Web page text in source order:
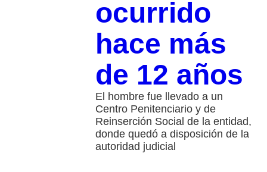
ocurrido
hace más
de 12 años
El hombre fue llevado a un
Centro Penitenciario y de
Reinserción Social de la entidad,
donde quedó a disposición de la
autoridad judicial